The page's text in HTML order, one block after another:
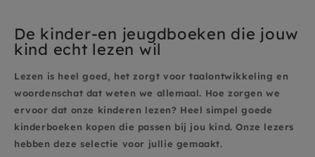
De kinder-en jeugdboeken die jouw
kind echt lezen wil
Lezen is heel goed, het zorgt voor taalontwikkeling en
woordenschat dat weten we allemaal. Hoe zorgen we
ervoor dat onze kinderen lezen? Heel simpel goede
kinderboeken kopen die passen bij jou kind. Onze lezers
hebben deze selectie voor jullie gemaakt.